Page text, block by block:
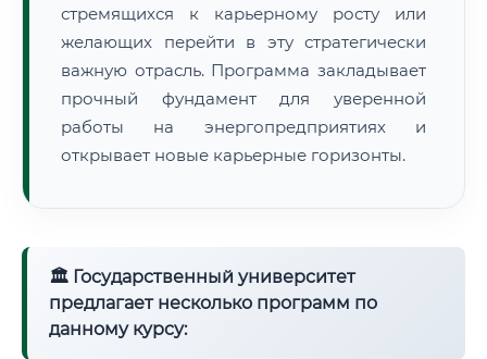
стремящихся к карьерному росту или
желающих перейти в эту стратегически
важную отрасль. Программа закладывает
прочный фундамент для уверенной
работы на энергопредприятиях и
открывает новые карьерные горизонты.
🏛 Государственный университет
предлагает несколько программ по
данному курсу: